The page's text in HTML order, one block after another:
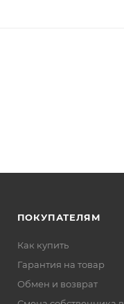
ПОКУПАТЕЛЯМ
Как купить
Гарантия на товар
Обмен и возврат